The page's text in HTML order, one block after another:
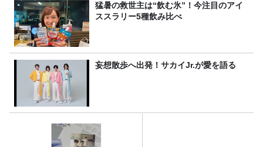
猛暑の救世主は“飲む氷”！今注目のアイ
ススラリー5種飲み比べ
妄想散歩へ出発！サカイJr.が愛を語る